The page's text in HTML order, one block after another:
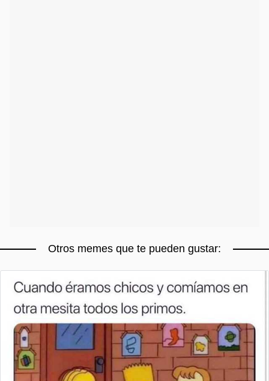
Otros memes que te pueden gustar: